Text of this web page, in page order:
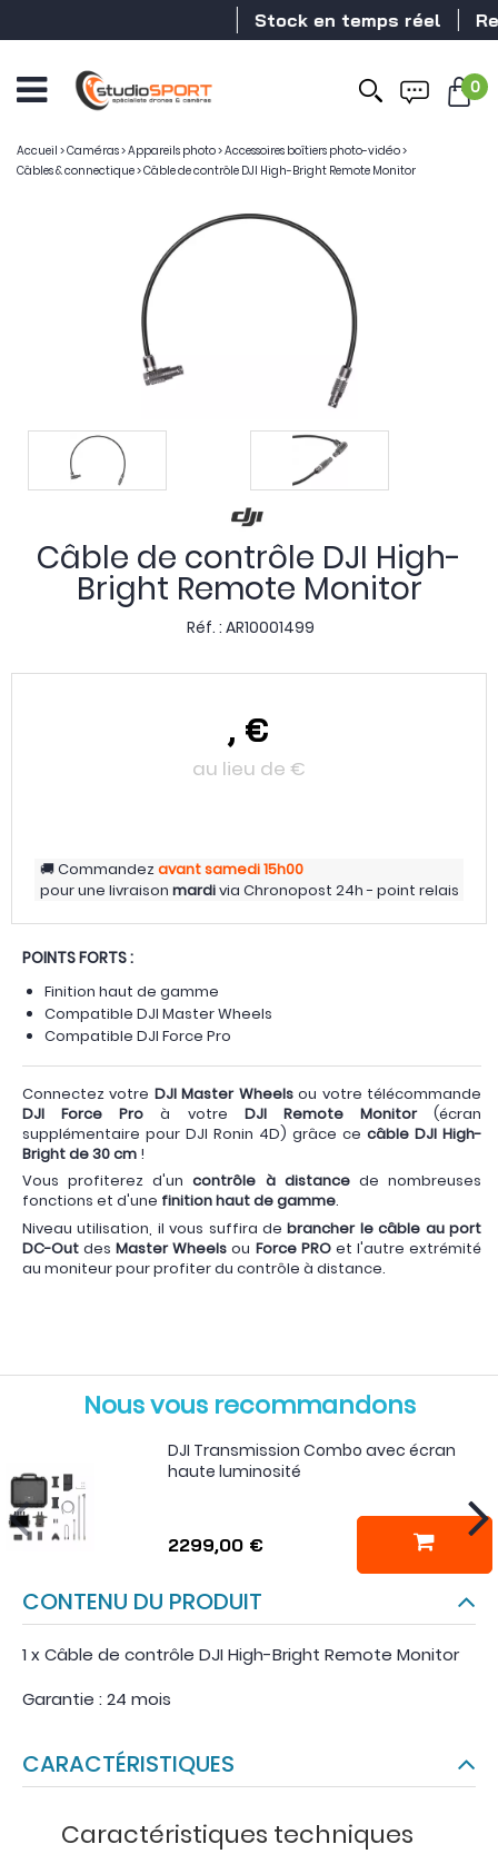
Stock en temps réel
0
Accueil >Caméras>Appareils photo>Accessoires boîtiers photo-vidéo>
Câbles & connectique>Câble de contrôle DJI High-Bright Remote Monitor
Câble de contrôle DJI High-
Bright Remote Monitor
Réf. : AR10001499
, €
au lieu de €
Commandezavant samedi15h00
pour une livraison mardivia Chronopost 24h - point relais
POINTS FORTS :
Finition haut de gamme
Compatible DJI Master Wheels
Compatible DJI Force Pro
Connectez votre DJI Master Wheelsou votre télécommande
DJI Force Pro à votre DJI Remote Monitor (écran
supplémentaire pour DJI Ronin 4D) grâce ce câble DJI High-
Bright de 30 cm !
Vous profiterez d'un contrôle à distancede nombreuses
fonctions et d'une finition haut de gamme.
Niveau utilisation, il vous suffira de brancher le câble au port
DC-Out desMaster Wheels ou Force PROet l'autre extrémité
au moniteur pour profiter du contrôle à distance.
Nous vous recommandons
DJI Transmission Combo avec écran
haute luminosité
2299,00 €
CONTENU DU PRODUIT
1 x Câble de contrôle DJI High-Bright Remote Monitor
Garantie : 24 mois
CARACTÉRISTIQUES
Caractéristiques techniques